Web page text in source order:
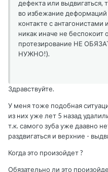
дефекта или выдвигаться,
во избежание деформаций
контакте с антагонистами
никак иначе не беспокоит
протезирование НЕ
НУЖНО!).
Здравствуйте.
У меня тоже подобная
из них уже лет 5 назад
т.к. самого зуба уже даавно
раздвигаться и верхние -
Когда это произойдет ?
Обязательно ли это